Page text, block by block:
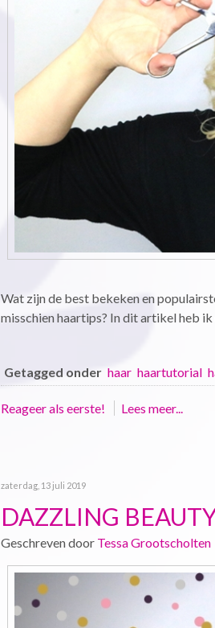
Wat zijn de best bekeken en
misschien haartips? In dit artikel heb
Getagged onder haar haartutorial
Reageer als eerste! Lees meer...
zaterdag, 13 juli 2019
DAZZLING
Geschreven door Tessa Grootscholten